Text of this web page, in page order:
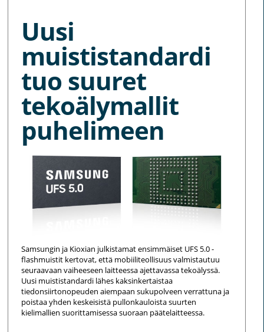
Uusi
muististandardi
tuo suuret
tekoälymallit
puhelimeen
Samsungin ja Kioxian julkistamat ensimmäiset UFS 5.0 -
flashmuistit kertovat, että mobiiliteollisuus valmistautuu
seuraavaan vaiheeseen laitteessa ajettavassa tekoälyssä.
Uusi muististandardi lähes kaksinkertaistaa
tiedonsiirtonopeuden aiempaan sukupolveen verrattuna ja
poistaa yhden keskeisistä pullonkauloista suurten
kielimallien suorittamisessa suoraan päätelaitteessa.